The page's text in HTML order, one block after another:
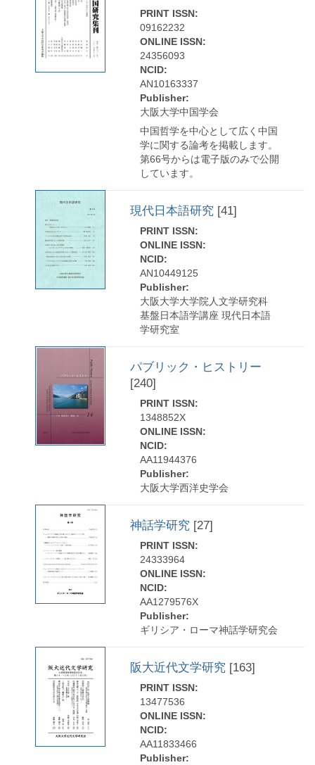
PRINT ISSN:
09162232
ONLINE ISSN:
24356093
NCID:
AN10163337
Publisher:
大阪大学中国学会
中国哲学を中心として広く中国
学に関する論考を掲載します。
第66号からは電子版のみで公開
しています。
現代日本語研究 [41]
PRINT ISSN:
ONLINE ISSN:
NCID:
AN10449125
Publisher:
大阪大学大学院人文学研究科
基盤日本語学講座 現代日本語
学研究室
パブリック・ヒストリー
[240]
PRINT ISSN:
1348852X
ONLINE ISSN:
NCID:
AA11944376
Publisher:
大阪大学西洋史学会
神話学研究 [27]
PRINT ISSN:
24333964
ONLINE ISSN:
NCID:
AA1279576X
Publisher:
ギリシア・ローマ神話学研究会
阪大近代文学研究 [163]
PRINT ISSN:
13477536
ONLINE ISSN:
NCID:
AA11833466
Publisher: